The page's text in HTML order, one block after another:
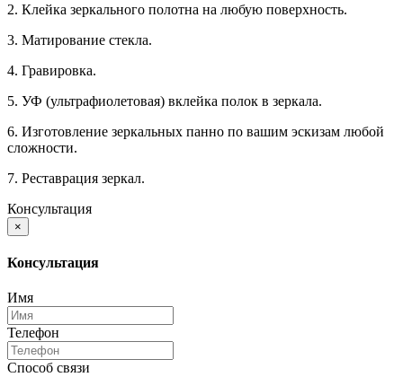
2. Клейка зеркального полотна на любую поверхность.
3. Матирование стекла.
4. Гравировка.
5. УФ (ультрафиолетовая) вклейка полок в зеркала.
6. Изготовление зеркальных панно по вашим эскизам любой
сложности.
7. Реставрация зеркал.
Консультация
×
Консультация
Имя
Телефон
Способ связи